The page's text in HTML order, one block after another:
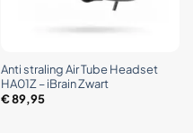
Anti straling Air Tube Headset
HA01Z – iBrain Zwart
€89,95